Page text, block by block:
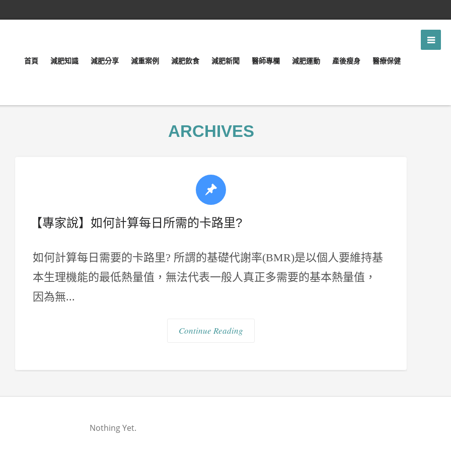
首頁 減肥知識 減肥分享 減重案例 減肥飲食 減肥新聞 醫師專欄 減肥運動 產後瘦身 醫療保健
ARCHIVES
【專家說】如何計算每日所需的卡路里?
如何計算每日需要的卡路里? 所謂的基礎代謝率(BMR)是以個人要維持基
本生理機能的最低熱量值，無法代表一般人真正多需要的基本熱量值，
因為無...
Continue Reading
Nothing Yet.